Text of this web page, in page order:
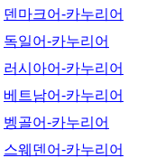
덴마크어-카누리어
독일어-카누리어
러시아어-카누리어
베트남어-카누리어
벵골어-카누리어
스웨덴어-카누리어